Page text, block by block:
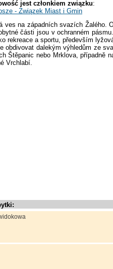
jest członkiem związku:
- Związek Miast i Gmin
ves na západních svazích Žalého.
části jsou v ochranném
rekreace a sportu, především
obdivovat dalekým výhledům ze
Štěpanic nebo Mrklova, případně
Vrchlabí.